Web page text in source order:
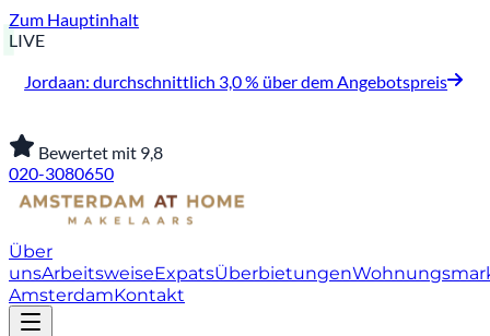
Zum Hauptinhalt
LIVE
Jordaan: durchschnittlich 3,0 % über dem Angebotspreis
Bewertet mit 9,8
020-3080650
Über
unsArbeitsweiseExpatsÜberbietungen
AmsterdamKontakt